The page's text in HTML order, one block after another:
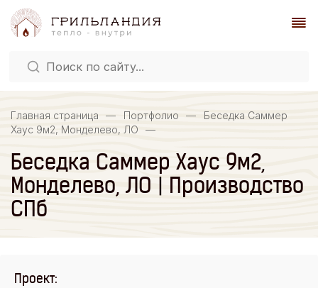
Главная страница — Портфолио —
Беседка Саммер
Хаус 9м2, Монделево, ЛО
—
Беседка Саммер Хаус 9м2,
Монделево, ЛО | Производство
СПб
Проект: